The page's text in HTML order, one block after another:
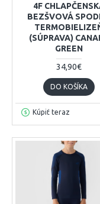
4F
BEZŠVOVÁ
(SÚPRAVA)
GREEN
34,90€
DO KOŠÍKA
Kúpiť teraz